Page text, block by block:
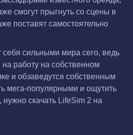
смогут прыгнуть со сцены в
поставят самостоятельно
себя сильными мира сего, ведь
на работу на собственном
и обзаведутся собственным
мега-популярными и ощутить
скачать LifeSim 2 на